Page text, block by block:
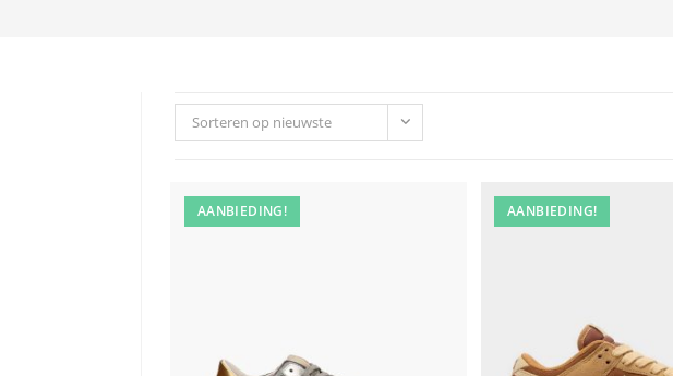
Sorteren op nieuwste
AANBIEDING! AANBIEDING!